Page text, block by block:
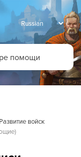
Развитие войск